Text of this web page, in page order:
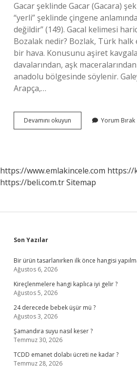
Gacar şeklinde Gacar (Gacara)
“yerli” şeklinde çingene
değildir” (149). Gacal kelimesi
Bozalak nedir? Bozlak, Türk halk
bir hava. Konusunu aşiret
davalarından, aşk
anadolu bölgesinde söylenir.
Arapça,…
Devamını okuyun
Ne
Yorum Bırak
https://www.emlakincele.com https://
https://beli.com.trSitemap
Sidebar
Son Yazılar
Bir ürün tasarlanırken ilk önce hangisi
Ağustos 6, 2026
Kireçlenmelere hangi kaplıca iyi gelir ?
Ağustos 5, 2026
24 derecede bebek üşür mü ?
Ağustos 3, 2026
Şamandıra suyu nasıl keser ?
Temmuz 30, 2026
TCDD emanet dolabı ücreti ne kadar ?
Temmuz 28, 2026